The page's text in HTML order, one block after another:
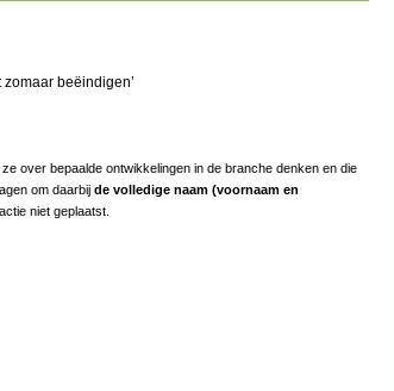
beëindigen’
over bepaalde ontwikkelingen in de branche denken en die
om daarbij de volledige naam (voornaam en
niet geplaatst.